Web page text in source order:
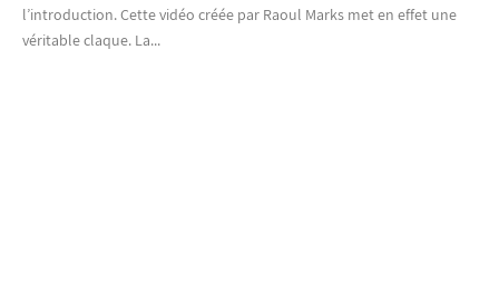
l’introduction. Cette vidéo créée par Raoul Marks met en effet une
véritable claque. La...